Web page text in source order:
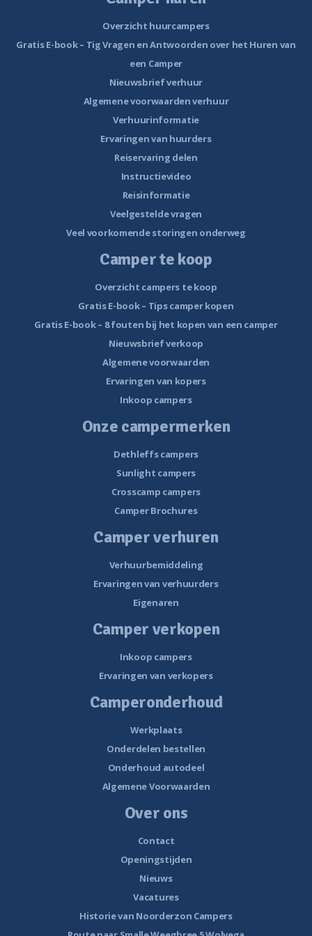
Overzicht huurcampers
Gratis E-book – Tig Vragen en Antwoorden over het Huren van
een Camper
Nieuwsbrief verhuur
Algemene voorwaarden verhuur
Verhuurinformatie
Ervaringen van huurders
Reiservaring delen
Instructievideo
Reisinformatie
Veelgestelde vragen
Veel voorkomende storingen onderweg
Camper te koop
Overzicht campers te koop
Gratis E-book – Tips camper kopen
Gratis E-book – 8 fouten bij het kopen van een camper
Nieuwsbrief verkoop
Algemene voorwaarden
Ervaringen van kopers
Inkoop campers
Onze campermerken
Dethleffs campers
Sunlight campers
Crosscamp campers
Camper Brochures
Camper verhuren
Verhuurbemiddeling
Ervaringen van verhuurders
Eigenaren
Camper verkopen
Inkoop campers
Ervaringen van verkopers
Camperonderhoud
Werkplaats
Onderdelen bestellen
Onderhoud autodeel
Algemene Voorwaarden
Over ons
Contact
Openingstijden
Nieuws
Vacatures
Historie van Noorderzon Campers